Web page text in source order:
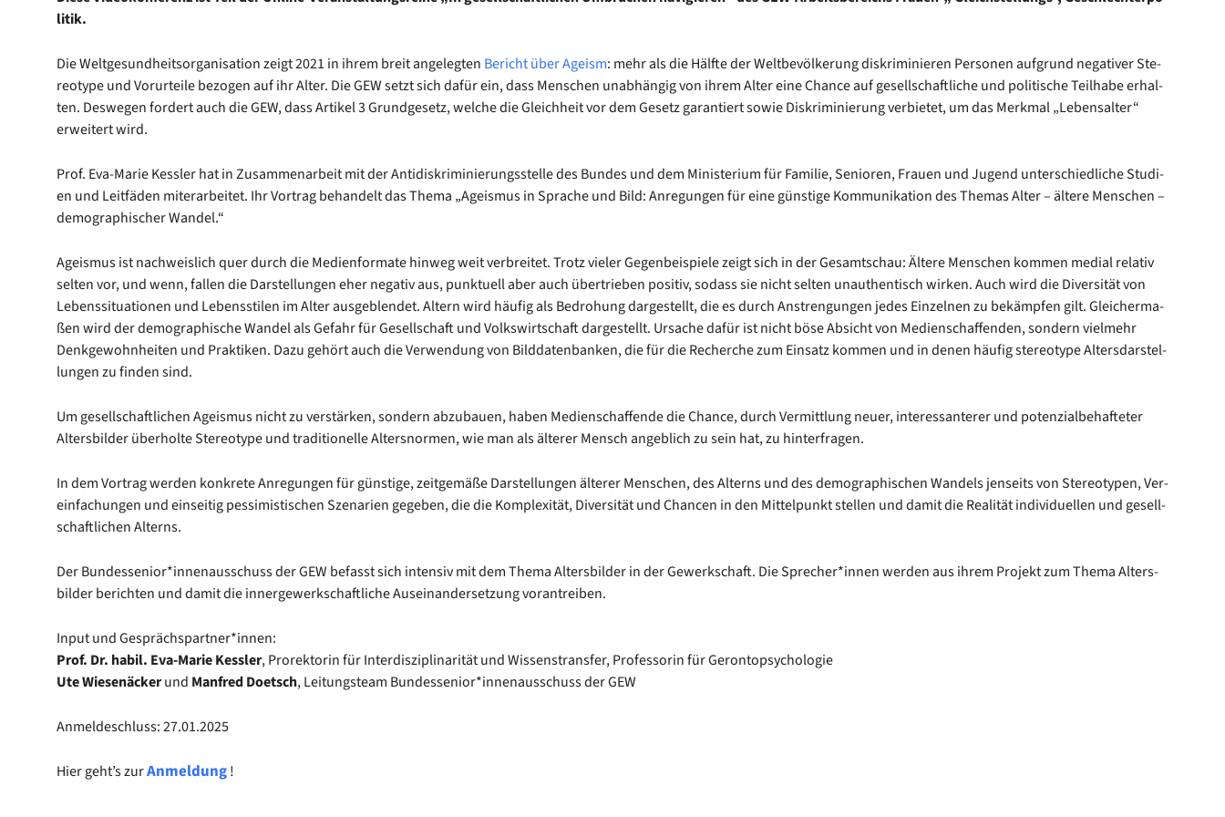
li­tik.
Die Welt­ge­sund­heits­or­ga­ni­sa­ti­on zeigt 2021 in ihrem breit ange­leg­ten Bericht über Ageism: mehr als die Hälf­te der Welt­be­völ­ke­rung dis­kri­mi­nie­ren Per­so­nen auf­grund nega­ti­ver Ste­
reo­ty­pe und Vor­ur­tei­le bezo­gen auf ihr Alter. Die GEW setzt sich dafür ein, dass Men­schen unab­hän­gig von ihrem Alter eine Chan­ce auf gesell­schaft­li­che und poli­ti­sche Teil­ha­be erhal­
ten. Des­we­gen for­dert auch die GEW, dass Arti­kel 3 Grund­ge­setz, wel­che die Gleich­heit vor dem Gesetz garan­tiert sowie Dis­kri­mi­nie­rung ver­bie­tet, um das Merk­mal „Lebens­al­ter“
erwei­tert wird.
Prof. Eva-Marie Kess­ler hat in Zusam­men­ar­beit mit der Anti­dis­kri­mi­nie­rungs­stel­le des Bun­des und dem Minis­te­ri­um für Fami­lie, Senio­ren, Frau­en und Jugend unter­schied­li­che Stu­di­
en und Leit­fä­den miter­ar­bei­tet. Ihr Vor­trag behan­delt das The­ma „Ageis­mus in Spra­che und Bild: Anre­gun­gen für eine güns­ti­ge Kom­mu­ni­ka­ti­on des The­mas Alter – älte­re Men­schen –
demo­gra­phi­scher Wan­del.“
Ageis­mus ist nach­weis­lich quer durch die Medi­en­for­ma­te hin­weg weit ver­brei­tet. Trotz vie­ler Gegen­bei­spie­le zeigt sich in der Gesamt­schau: Älte­re Men­schen kom­men medi­al rela­tiv
sel­ten vor, und wenn, fal­len die Dar­stel­lun­gen eher nega­tiv aus, punk­tu­ell aber auch über­trie­ben posi­tiv, sodass sie nicht sel­ten unau­then­tisch wir­ken. Auch wird die Diver­si­tät von
Lebens­si­tua­tio­nen und Lebens­sti­len im Alter aus­ge­blen­det. Altern wird häu­fig als Bedro­hung dar­ge­stellt, die es durch Anstren­gun­gen jedes Ein­zel­nen zu bekämp­fen gilt. Glei­cher­ma­
ßen wird der demo­gra­phi­sche Wan­del als Gefahr für Gesell­schaft und Volks­wirt­schaft dar­ge­stellt. Ursa­che dafür ist nicht böse Absicht von Medi­en­schaf­fen­den, son­dern viel­mehr
Denk­ge­wohn­hei­ten und Prak­ti­ken. Dazu gehört auch die Ver­wen­dung von Bild­da­ten­ban­ken, die für die Recher­che zum Ein­satz kom­men und in denen häu­fig ste­reo­ty­pe Alters­dar­stel­
lun­gen zu fin­den sind.
Um gesell­schaft­li­chen Ageis­mus nicht zu ver­stär­ken, son­dern abzu­bau­en, haben Medi­en­schaf­fen­de die Chan­ce, durch Ver­mitt­lung neu­er, inter­es­san­te­rer und poten­zi­al­be­haf­te­ter
Alters­bil­der über­hol­te Ste­reo­ty­pe und tra­di­tio­nel­le Alters­nor­men, wie man als älte­rer Mensch angeb­lich zu sein hat, zu hin­ter­fra­gen.
In dem Vor­trag wer­den kon­kre­te Anre­gun­gen für güns­ti­ge, zeit­ge­mä­ße Dar­stel­lun­gen älte­rer Men­schen, des Alterns und des demo­gra­phi­schen Wan­dels jen­seits von Ste­reo­ty­pen, Ver­
ein­fa­chun­gen und ein­sei­tig pes­si­mis­ti­schen Sze­na­ri­en gege­ben, die die Kom­ple­xi­tät, Diver­si­tät und Chan­cen in den Mit­tel­punkt stel­len und damit die Rea­li­tät indi­vi­du­el­len und gesell­
schaft­li­chen Alterns.
Der Bundessenior*innenausschuss der GEW befasst sich inten­siv mit dem The­ma Alters­bil­der in der Gewerk­schaft. Die Sprecher*innen wer­den aus ihrem Pro­jekt zum The­ma Alters­
bil­der berich­ten und damit die inner­ge­werk­schaft­li­che Aus­ein­an­der­set­zung vor­an­trei­ben.
Input und Gesprächspartner*innen:
Prof. Dr. habil. Eva-Marie Kess­ler, Pro­rek­to­rin für Inter­dis­zi­pli­na­ri­tät und Wis­sens­trans­fer, Pro­fes­so­rin für Geron­to­psy­cho­lo­gie
Ute Wie­se­nä­ckerund Man­fred Doetsch, Lei­tungs­team Bundessenior*innenausschuss der GEW
Anmel­de­schluss: 27.01.2025
Hier geht’s zurAnmel­dung!